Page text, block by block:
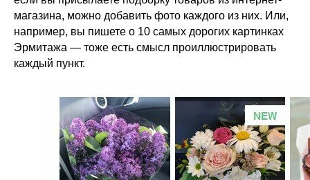
магазина, можно добавить фото каждого из них. Или,
например, вы пишете о 10 самых дорогих картинках
Эрмитажа — тоже есть смысл проиллюстрировать
каждый пункт.